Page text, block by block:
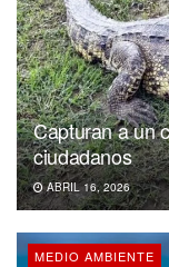
Capturan a un
ciudadanos
ABRIL 16, 2026
MEDIO AMBIENTE